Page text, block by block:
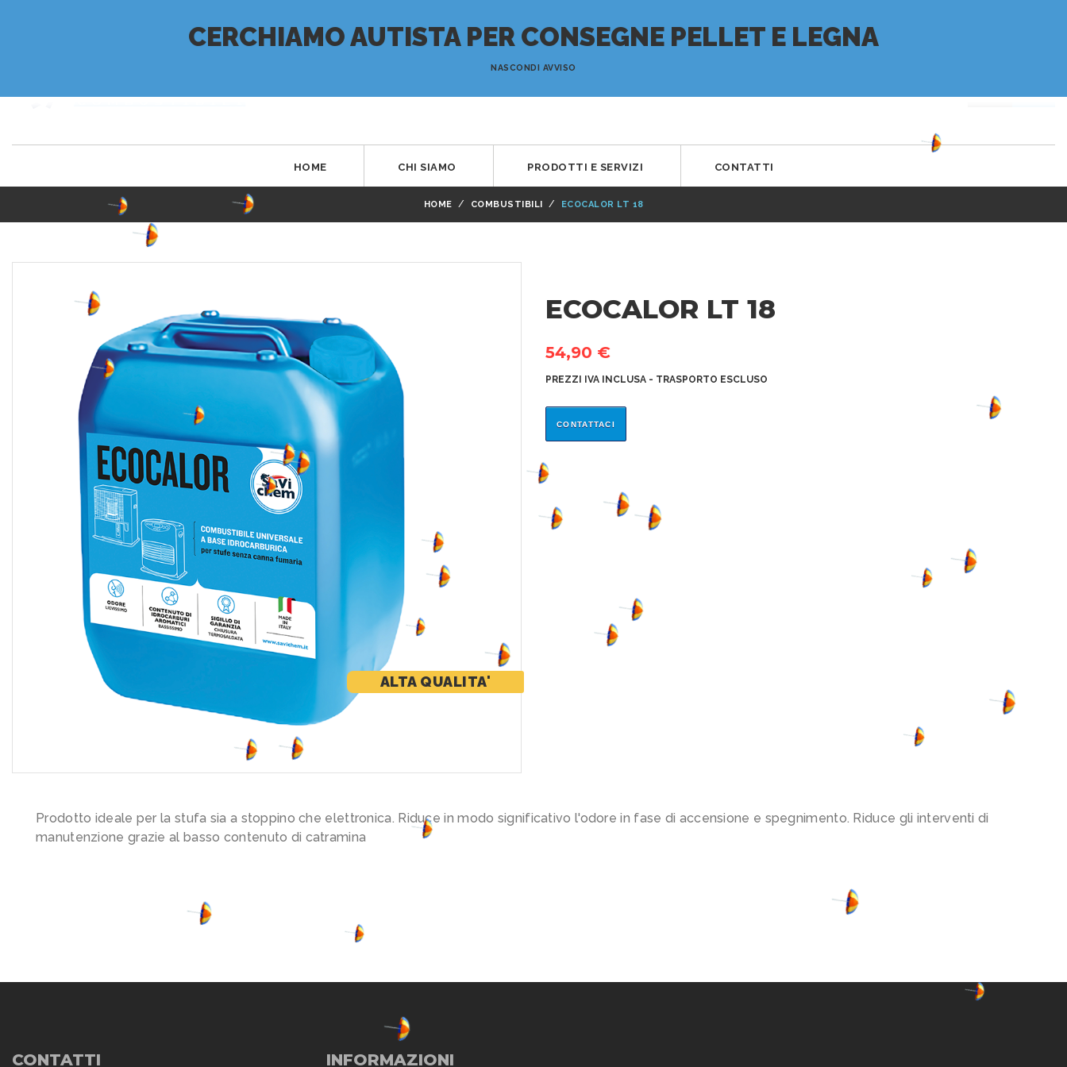
HOME CHI SIAMO PRODOTTI E SERVIZI CONTATTI
HOME COMBUSTIBILI ECOCALOR LT 18
ALTA QUALITA'
ECOCALOR LT 18
54,90 €
PREZZI IVA INCLUSA - TRASPORTO ESCLUSO
CONTATTACI
Prodotto ideale per la stufa sia a stoppino che elettronica. Riduce in modo significativo l'odore in fase di accensione e spegnimento. Riduce gli interventi di
manutenzione grazie al basso contenuto di catramina
CONTATTI INFORMAZIONI
CERCHIAMO AUTISTA PER CONSEGNE PELLET E LEGNA
NASCONDI AVVISO